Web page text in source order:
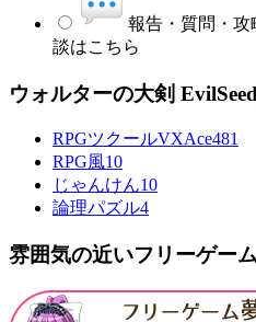
報告・質問・攻
談はこちら
ウォルターの大剣
RPGツクールVXAce481
RPG風10
じゃんけん10
論理パズル4
雰囲気の近いフリーゲーム